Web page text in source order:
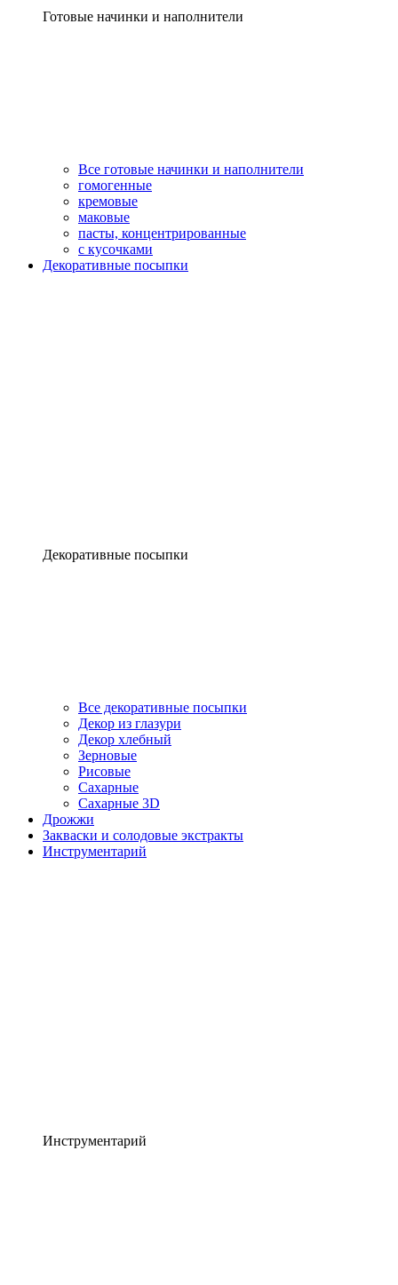
Готовые начинки и наполнители
Все готовые начинки и наполнители
гомогенные
кремовые
маковые
пасты, концентрированные
с кусочками
Декоративные посыпки
Декоративные посыпки
Все декоративные посыпки
Декор из глазури
Декор хлебный
Зерновые
Рисовые
Сахарные
Сахарные 3D
Дрожжи
Закваски и солодовые экстракты
Инструментарий
Инструментарий